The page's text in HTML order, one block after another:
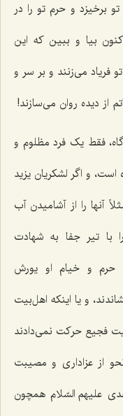
برخیزد و حرم تو را در
بیا و ببین که این
فریاد می‌زنند و بر سر و
از دیده روان می‌سازند!
فقط یک فرد مظلوم و
و اگر لشکریان یزید
آنها را از آشامیدن آب
با تیر جفا به شهادت
حرم و خیام او یورش
و یا اینکه اهل‌بیت
فجیع حرکت نمی‌دادند
از عزاداری و مصیبت
علیهم السّلام همچون